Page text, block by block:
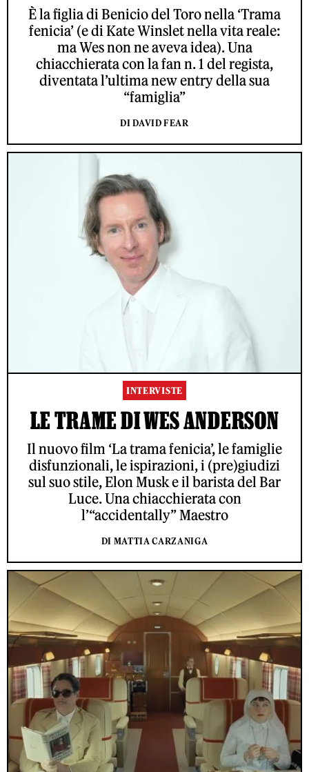
È la figlia di Benicio del Toro nella ‘Trama
fenicia’ (e di Kate Winslet nella vita reale:
ma Wes non ne aveva idea). Una
chiacchierata con la fan n. 1 del regista,
diventata l’ultima new entry della sua
“famiglia”
DI DAVID FEAR
INTERVISTE
LE TRAME DI WES ANDERSON
Il nuovo film ‘La trama fenicia’, le famiglie
disfunzionali, le ispirazioni, i (pre)giudizi
sul suo stile, Elon Musk e il barista del Bar
Luce. Una chiacchierata con
l’“accidentally” Maestro
DI MATTIA CARZANIGA